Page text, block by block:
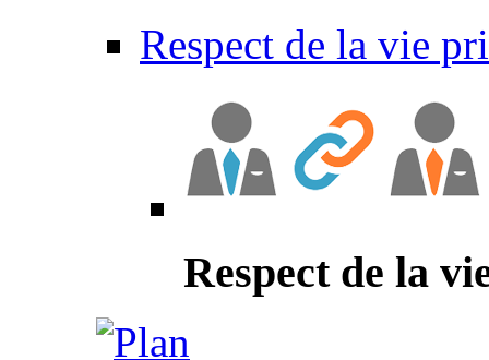
Respect de la vie
Respect de la